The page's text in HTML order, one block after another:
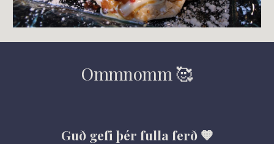
Ommnomm 🥰
Guð gefi þér fulla ferð 🧡